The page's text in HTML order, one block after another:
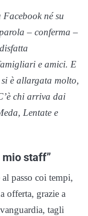
né su
– conferma –
e amici. E
è allargata molto,
chi arriva dai
Lentate e
mio staff”
passo coi tempi,
offerta, grazie a
tagli